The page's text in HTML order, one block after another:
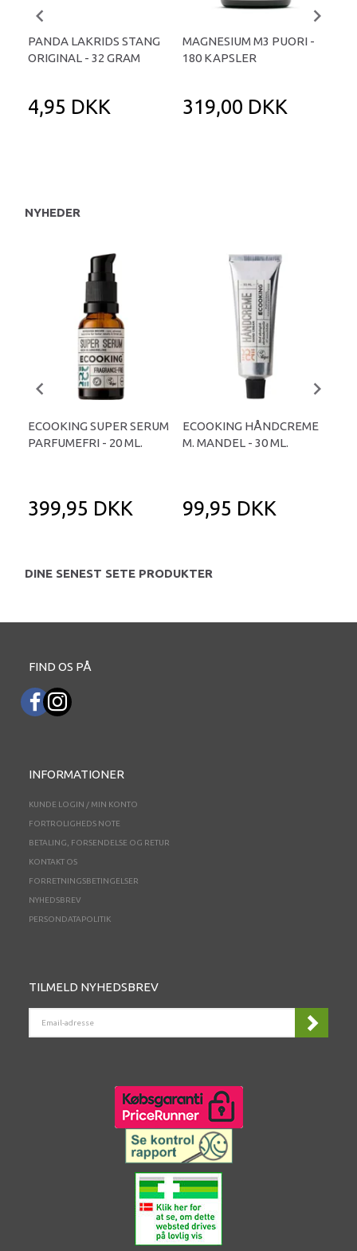
PANDA LAKRIDS STANG
ORIGINAL - 32 GRAM
4,95 DKK
MAGNESIUM M3 PUORI -
180 KAPSLER
319,00 DKK
NYHEDER
ECOOKING SUPER SERUM
PARFUMEFRI - 20 ML.
399,95 DKK
ECOOKING HÅNDCREME
M. MANDEL - 30 ML.
99,95 DKK
DINE SENEST SETE PRODUKTER
FIND OS PÅ
INFORMATIONER
KUNDE LOGIN / MIN KONTO
FORTROLIGHEDS NOTE
BETALING, FORSENDELSE OG RETUR
KONTAKT OS
FORRETNINGSBETINGELSER
NYHEDSBREV
PERSONDATAPOLITIK
TILMELD NYHEDSBREV
ADRESSE